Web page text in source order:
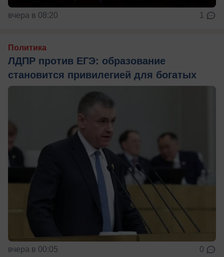
вчера в 08:20 1
Политика
ЛДПР против ЕГЭ: образование
становится привилегией для богатых
вчера в 00:05 0